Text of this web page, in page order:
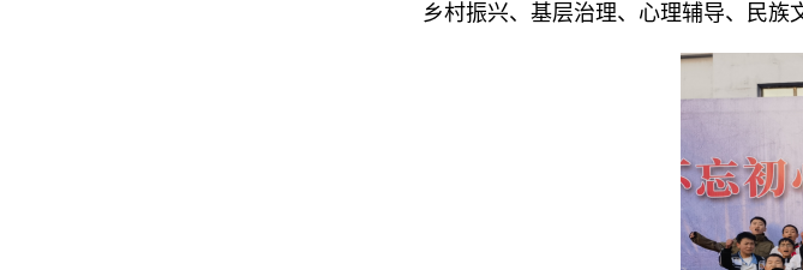
乡村振兴、基层治理、心理辅导、民族